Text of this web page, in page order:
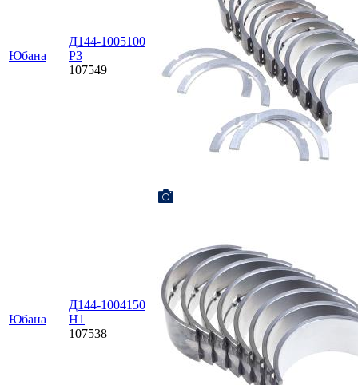
Юбана
Д144-1005100
Р3
107549
Юбана
Д144-1004150
Н1
107538